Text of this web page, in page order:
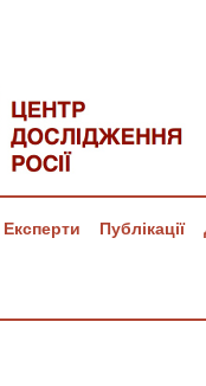
Експерти Публікації